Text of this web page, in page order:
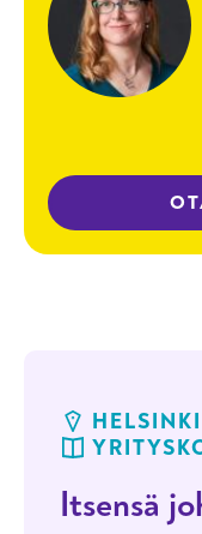
HELSINKI
Itsensä